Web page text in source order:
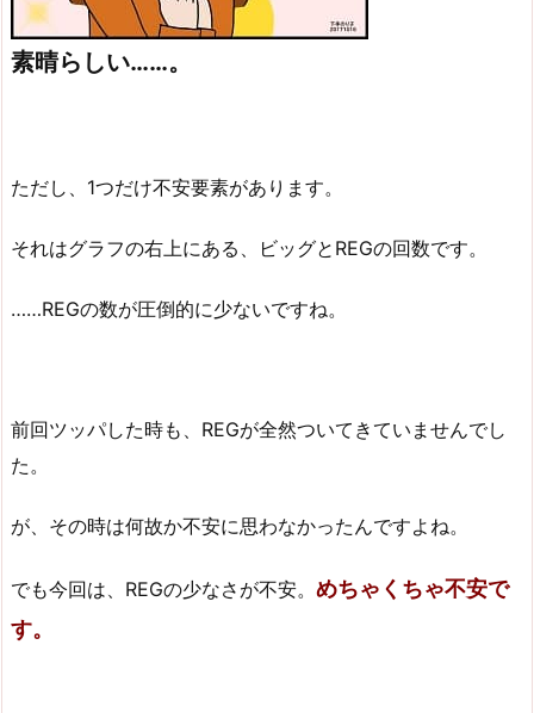
素晴らしい……。
ただし、1つだけ不安要素があります。
それはグラフの右上にある、ビッグとREGの回数です。
……REGの数が圧倒的に少ないですね。
前回ツッパした時も、REGが全然ついてきていませんでし
た。
が、その時は何故か不安に思わなかったんですよね。
でも今回は、REGの少なさが不安。 めちゃくちゃ不安で
す。